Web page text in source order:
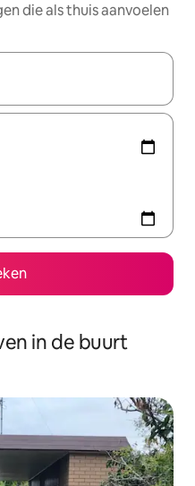
die als thuis aanvoelen
zijn, maak je een keuze
in de buurt